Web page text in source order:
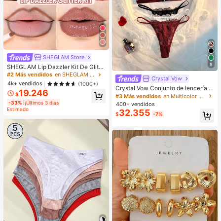
SHEGLAM Store
SHEGLAM Lip Dazzler Kit De Glitte
r Labial-Center Stage Lip Combo M
arca De Belleza CosméTica Maquill
aje Para Mujeres Y NiñAs
#2 Más vendidos
en SHEGLAM Maquillaje
4k+ vendidos
(1000+)
$19.246
-33% ¡Últimos 3 días
Estimado
9
Crystal Vow
Crystal Vow Conjunto de lencería s
exy de 6 piezas con encaje y patch
work con cierre delantero para muj
eres
#3 Más vendidos
en Multicolor Conjuntos de sujetador y braguita pa
400+ vendidos
$32.355 -7%